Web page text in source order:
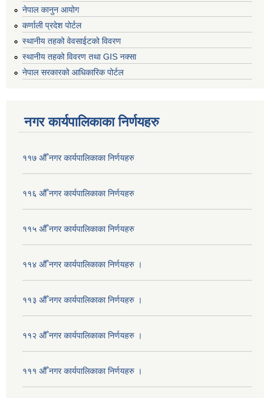
नेपाल कानुन आयोग
कर्णाली प्रदेश पोर्टल
स्थानीय तहको वेवसाईटको विवरण
स्थानीय तहको विवरण तथा GIS नक्सा
नेपाल सरकारको आधिकारिक पोर्टल
नगर कार्यपालिकाका निर्णयहरु
११७ औँ नगर कार्यपालिकाका निर्णयहरु
११६ औँ नगर कार्यपालिकाका निर्णयहरु
११५ औँ नगर कार्यपालिकाका निर्णयहरु
११४ औँ नगर कार्यपालिकाका निर्णयहरु ।
११३ औँ नगर कार्यपालिकाका निर्णयहरु ।
११२ औँ नगर कार्यपालिकाका निर्णयहरु ।
१११ औँ नगर कार्यपालिकाका निर्णयहरु ।